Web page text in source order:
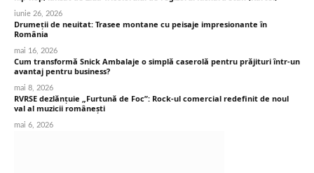
iunie 26, 2026
Drumeții de neuitat: Trasee montane cu peisaje impresionante în
România
mai 16, 2026
Cum transformă Snick Ambalaje o simplă caserolă pentru prăjituri într-un
avantaj pentru business?
mai 8, 2026
RVRSE dezlănțuie „Furtună de Foc”: Rock-ul comercial redefinit de noul
val al muzicii românești
mai 6, 2026